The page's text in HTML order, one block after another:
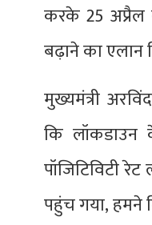
करके 25
बढ़ाने का एलान
मुख्यमंत्री
कि लॉकडाउन
पॉजिटिविटी
पहुंच गया, हमने